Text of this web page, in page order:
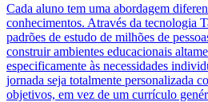
Cada aluno tem uma abordagem
conhecimentos. Através da tecnologia
padrões de estudo de milhões de
construir ambientes educacionais
especificamente às necessidades
jornada seja totalmente personalizada
objetivos, em vez de um currículo